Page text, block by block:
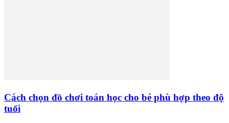
Cách chọn đồ chơi toán học cho bé phù hợp theo độ
tuổi